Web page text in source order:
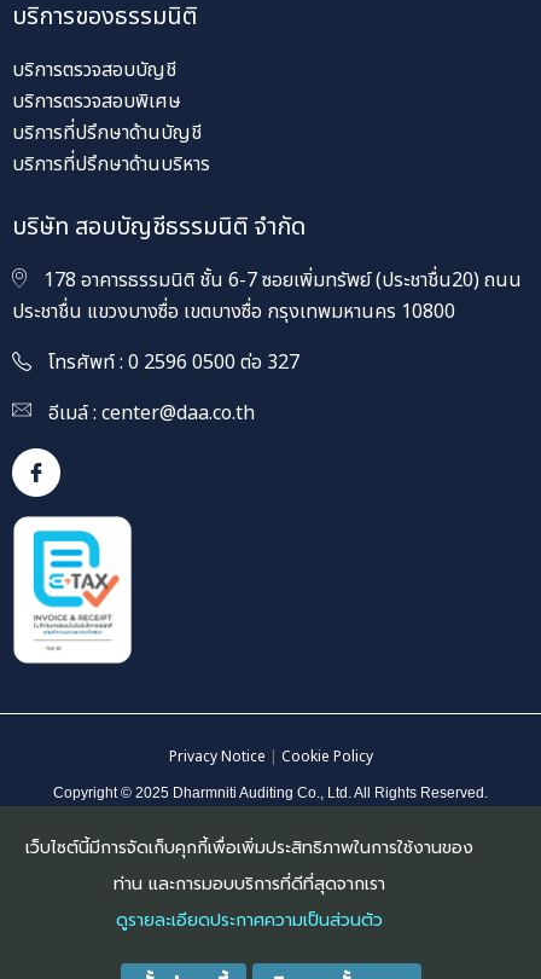
บริการของธรรมนิติ
บริการตรวจสอบบัญชี
บริการตรวจสอบพิเศษ
บริการที่ปรึกษาด้านบัญชี
บริการที่ปรึกษาด้านบริหาร
บริษัท สอบบัญชีธรรมนิติ จำกัด
178 อาคารธรรมนิติ ชั้น 6-7 ซอยเพิ่มทรัพย์ (ประชาชื่น20) ถนน
ประชาชื่น แขวงบางซื่อ เขตบางซื่อ กรุงเทพมหานคร 10800
โทรศัพท์ : 0 2596 0500 ต่อ 327
อีเมล์ : center@daa.co.th
Privacy Notice | Cookie Policy
Copyright © 2025 Dharmniti Auditing Co., Ltd. All Rights Reserved.
เว็บไซต์นี้มีการจัดเก็บคุกกี้เพื่อเพิ่มประสิทธิภาพในการใช้งานของ
ท่าน และการมอบบริการที่ดีที่สุดจากเรา
ดูรายละเอียดประกาศความเป็นส่วนตัว